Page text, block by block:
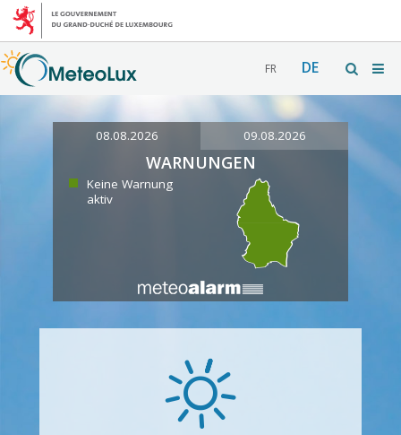
FR DE
08.08.2026 09.08.2026
WARNUNGEN
Keine Warnung
aktiv